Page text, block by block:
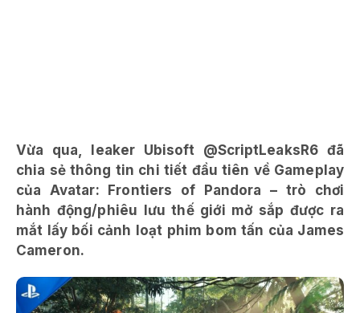
Vừa qua, leaker Ubisoft @ScriptLeaksR6 đã
chia sẻ thông tin chi tiết đầu tiên về Gameplay
của Avatar: Frontiers of Pandora – trò chơi
hành động/phiêu lưu thế giới mở sắp được ra
mắt lấy bối cảnh loạt phim bom tấn của James
Cameron.